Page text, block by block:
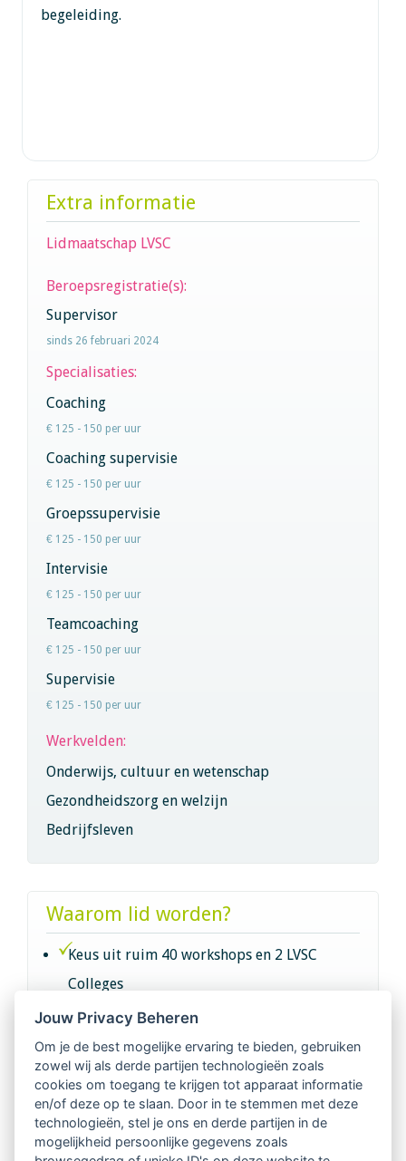
begeleiding.
Extra informatie
Lidmaatschap LVSC
Beroepsregistratie(s):
Supervisor
sinds 26 februari 2024
Specialisaties:
Coaching
€ 125 - 150 per uur
Coaching supervisie
€ 125 - 150 per uur
Groepssupervisie
€ 125 - 150 per uur
Intervisie
€ 125 - 150 per uur
Teamcoaching
€ 125 - 150 per uur
Supervisie
€ 125 - 150 per uur
Werkvelden:
Onderwijs, cultuur en wetenschap
Gezondheidszorg en welzijn
Bedrijfsleven
Waarom lid worden?
Keus uit ruim 40 workshops en 2 LVSC
Colleges
Intervisie met geregistreerde vakgenoten
Netwerk van 2100 professionals in 14
regio's
Vindbaar voor opdrachtgevers
Jouw Privacy Beheren
Om je de best mogelijke ervaring te bieden, gebruiken
zowel wij als derde partijen technologieën zoals
cookies om toegang te krijgen tot apparaat informatie
en/of deze op te slaan. Door in te stemmen met deze
technologieën, stel je ons en derde partijen in de
mogelijkheid persoonlijke gegevens zoals